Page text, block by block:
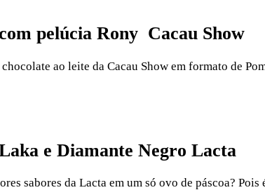
pelúcia Rony Cacau Show
ao leite da Cacau Show em formato de
e Diamante Negro Lacta
sabores da Lacta em um só ovo de páscoa?